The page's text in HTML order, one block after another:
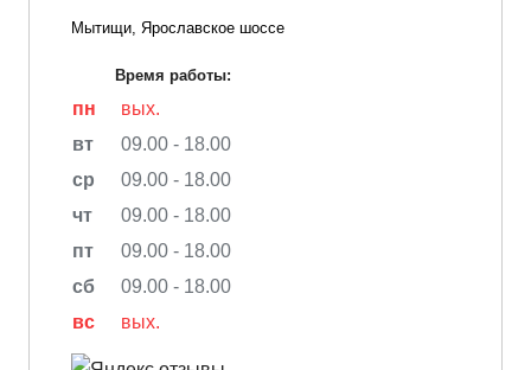
Мытищи, Ярославское шоссе
Время работы:
пн
вых.
вт
09.00 - 18.00
ср
09.00 - 18.00
чт
09.00 - 18.00
пт
09.00 - 18.00
сб
09.00 - 18.00
вс
вых.